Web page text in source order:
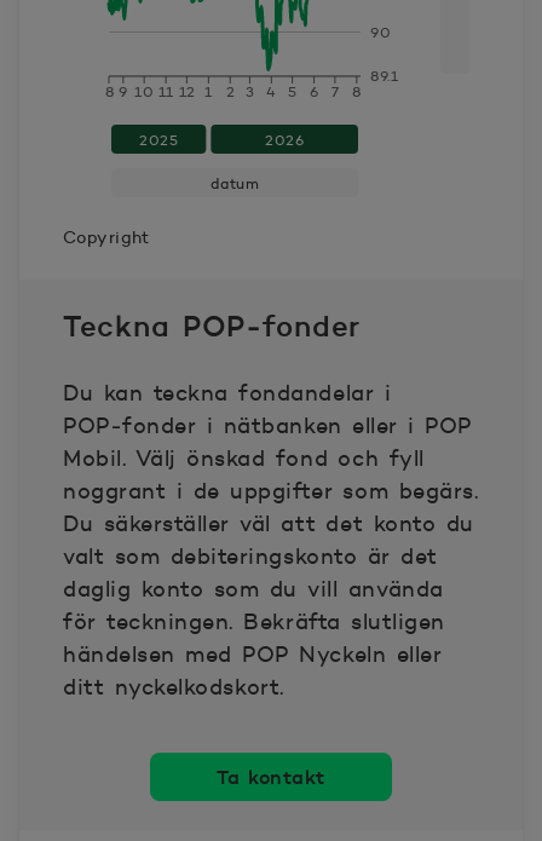
90.443
2025-08-13 90.764
90.658
2025-08-18 90.473
2025-08-19 90.552
2025-08-20 90.678
2025-08-21 90.463
2025-08-22 90.623
2025-08-25 90.454
2025-08-27 90.743
8 9 10 11 12 1 2 3 4 5 6 7 8
2025 2026
datum
89.1
90
Copyright
Teckna POP‑fonder
Du kan teckna fondandelar i
POP‑fonder i nätbanken eller i POP
Mobil. Välj önskad fond och fyll
noggrant i de uppgifter som begärs.
Du säkerställer väl att det konto du
valt som debiteringskonto är det
daglig konto som du vill använda
för teckningen. Bekräfta slutligen
händelsen med POP Nyckeln eller
ditt nyckelkodskort.
Ta kontakt